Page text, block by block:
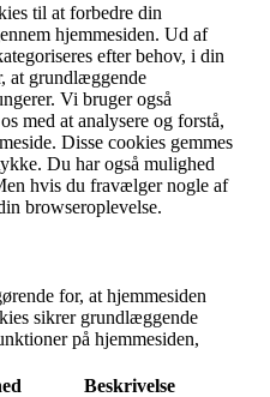
til at forbedre din
hjemmesiden. Ud af
efter behov, i din
at grundlæggende
Vi bruger også
med at analysere og forstå,
Disse cookies gemmes
Du har også mulighed
hvis du fravælger nogle af
browseroplevelse.
for, at hjemmesiden
sikrer grundlæggende
på hjemmesiden,
Beskrivelse